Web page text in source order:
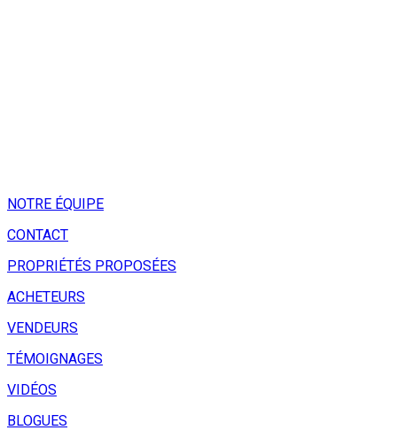
NOTRE ÉQUIPE
CONTACT
PROPRIÉTÉS PROPOSÉES
ACHETEURS
VENDEURS
TÉMOIGNAGES
VIDÉOS
BLOGUES